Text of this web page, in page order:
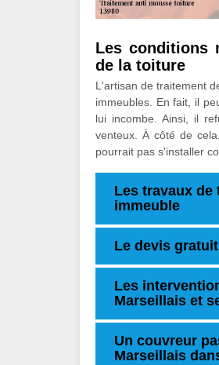
Les conditions
de la toiture
L'artisan de traitement
immeubles. En fait, il
lui incombe. Ainsi, il
venteux. À côté de
pourrait pas s'installer
Les travaux de
immeuble
Le devis
Les
Marseillais et
Un couvreur
Marseillais